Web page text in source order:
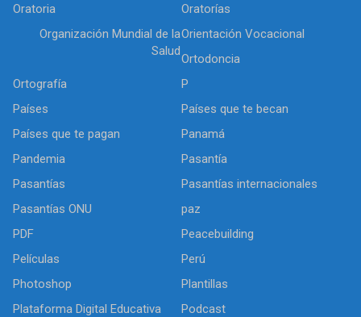
Oratoria
Oratorías
Organización Mundial de la
Salud
Orientación Vocacional
Ortodoncia
Ortografía
P
Países
Países que te becan
Países que te pagan
Panamá
Pandemia
Pasantía
Pasantías
Pasantías internacionales
Pasantías ONU
paz
PDF
Peacebuilding
Películas
Perú
Photoshop
Plantillas
Plataforma Digital Educativa
Podcast